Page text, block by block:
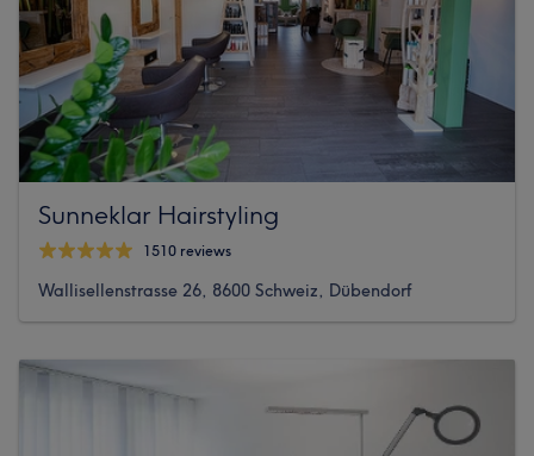
Sunneklar Hairstyling
1510 reviews
Wallisellenstrasse 26, 8600 Schweiz, Dübendorf